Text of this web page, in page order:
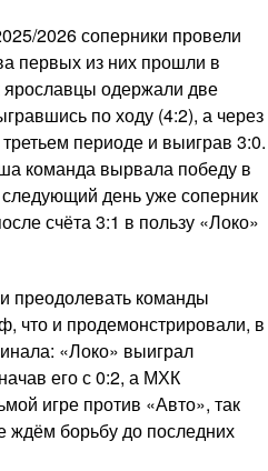
2026 соперники провели
первых из них прошли в
ярославцы одержали две
по ходу (4:2), а через
периоде и выиграв 3:0.
команда вырвала победу в
день уже соперник
счёта 3:1 в пользу «Локо»
преодолевать команды
что и продемонстрировали, в
«Локо» выиграл
его с 0:2, а МХК
игре против «Авто», так
ждём борьбу до последних